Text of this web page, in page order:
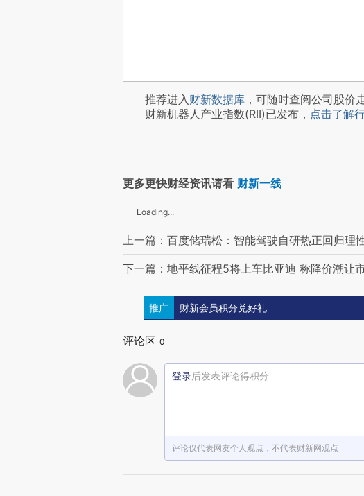
推荐进入财新数据库 ，可随时查阅公司股价
财新机器人产业指数(RII)已发布， 点击了解
更多更快财经资讯请看 财新一线
Loading...
上一篇：百度储瑞松：智能驾驶自研热正回归理
下一篇：地平线征程5将上车比亚迪 称降价潮让
推广 财新会员积分兑好礼
评论区 0
登录后发表评论得积分
评论仅代表网友个人观点，不代表财新网观点